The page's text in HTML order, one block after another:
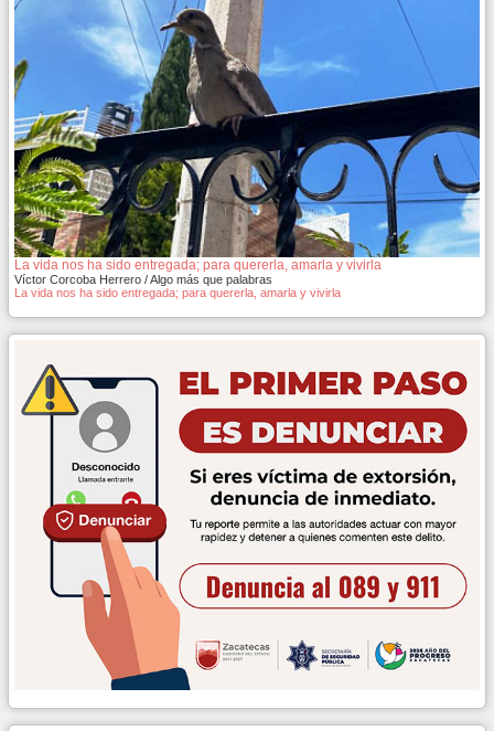
La vida nos ha sido entregada; para quererla, amarla y vivirla
Víctor Corcoba Herrero / Algo más que palabras
La vida nos ha sido entregada; para quererla, amarla y vivirla